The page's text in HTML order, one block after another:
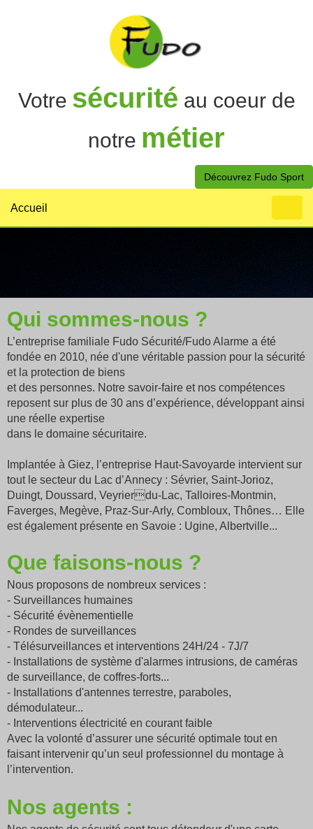
Votre sécurité au coeur de
notre métier
Découvrez Fudo Sport
Accueil
Qui sommes-nous ?
L’entreprise familiale Fudo Sécurité/Fudo Alarme a été
fondée en 2010, née d'une véritable passion pour la sécurité
et la protection de biens
et des personnes. Notre savoir-faire et nos compétences
reposent sur plus de 30 ans d’expérience, développant ainsi
une réelle expertise
dans le domaine sécuritaire.
Implantée à Giez, l’entreprise Haut-Savoyarde intervient sur
tout le secteur du Lac d’Annecy : Sévrier, Saint-Jorioz,
Duingt, Doussard, Veyrierdu-Lac, Talloires-Montmin,
Faverges, Megève, Praz-Sur-Arly, Combloux, Thônes… Elle
est également présente en Savoie : Ugine, Albertville...
Que faisons-nous ?
Nous proposons de nombreux services :
- Surveillances humaines
- Sécurité évènementielle
- Rondes de surveillances
- Télésurveillances et interventions 24H/24 - 7J/7
- Installations de système d'alarmes intrusions, de caméras
de surveillance, de coffres-forts...
- Installations d'antennes terrestre, paraboles,
démodulateur...
- Interventions électricité en courant faible
Avec la volonté d’assurer une sécurité optimale tout en
faisant intervenir qu’un seul professionnel du montage à
l’intervention.
Nos agents :